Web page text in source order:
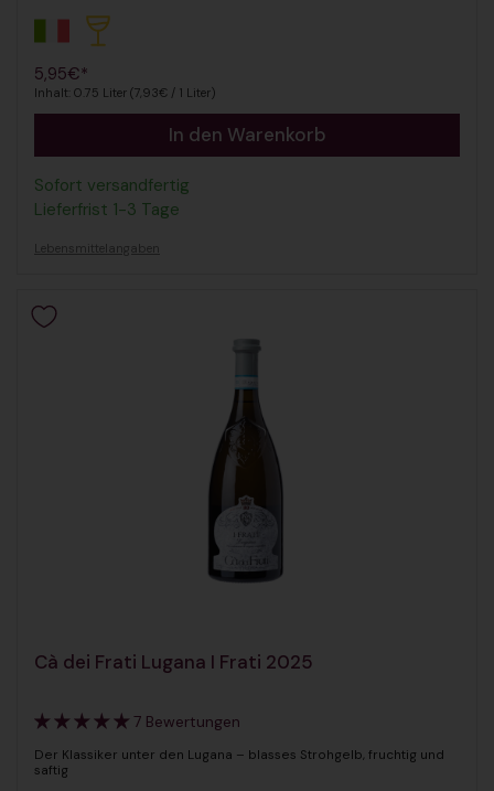
Regulärer Preis
5,95€*
Inhalt: 0.75 Liter (7,93€ / 1 Liter)
In den Warenkorb
Sofort versandfertig
Lieferfrist 1-3 Tage
Lebensmittelangaben
Cà dei Frati Lugana I Frati 2025
7 Bewertungen
Der Klassiker unter den Lugana – blasses Strohgelb, fruchtig und
saftig